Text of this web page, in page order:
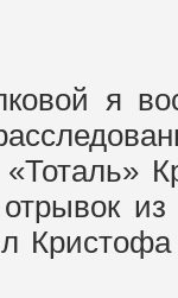
я
«Тоталь»